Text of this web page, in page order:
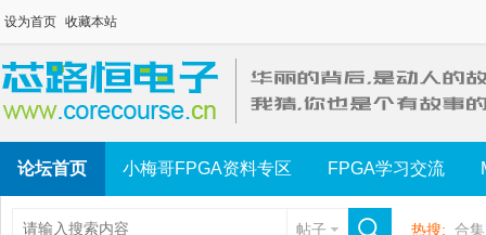
设为首页 收藏本站
论坛首页 小梅哥FPGA资料专区 FPGA学习交流
帖子 热搜: 合集